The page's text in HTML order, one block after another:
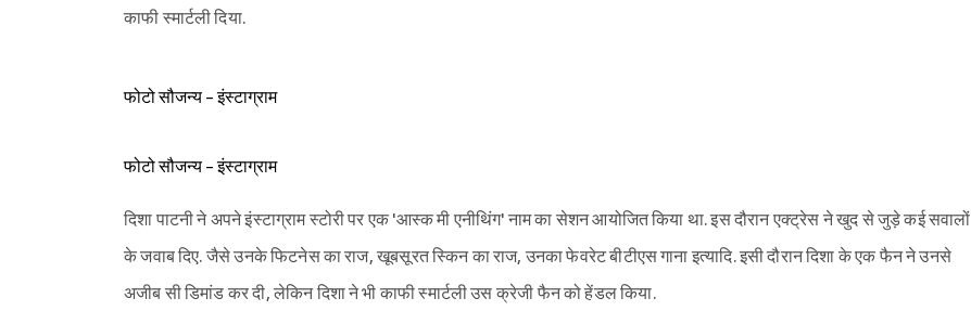
काफी स्मार्टली दिया.
फोटो सौजन्य - इंस्टाग्राम
फोटो सौजन्य - इंस्टाग्राम
दिशा पाटनी ने अपने इंस्टाग्राम स्टोरी पर एक 'आस्क मी एनीथिंग' नाम का सेशन आयोजित किया था. इस दौरान एक्ट्रेस ने खुद से जुड़े कई सवालों
के जवाब दिए. जैसे उनके फिटनेस का राज, खूबसूरत स्किन का राज, उनका फेवरेट बीटीएस गाना इत्यादि. इसी दौरान दिशा के एक फैन ने उनसे
अजीब सी डिमांड कर दी, लेकिन दिशा ने भी काफी स्मार्टली उस क्रेजी फैन को हेंडल किया.